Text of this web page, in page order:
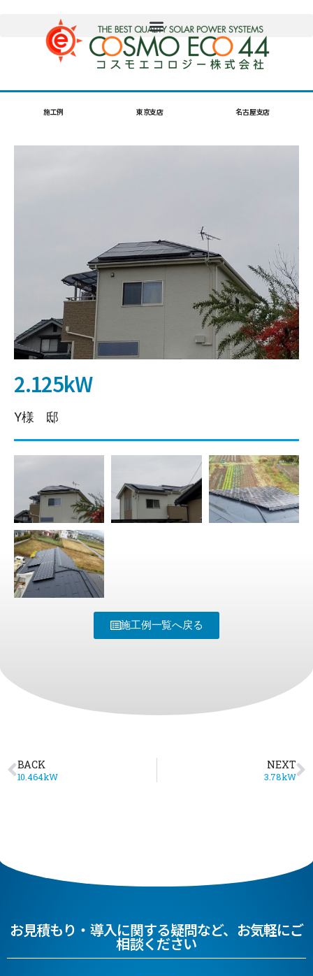
施工例 東京支店 名古屋支店
2.125kW
Y様 邸
施工例一覧へ戻る
BACK
10.464kW
NEXT
3.78kW
お見積もり・導入に関する疑問など、お気軽にご
相談ください